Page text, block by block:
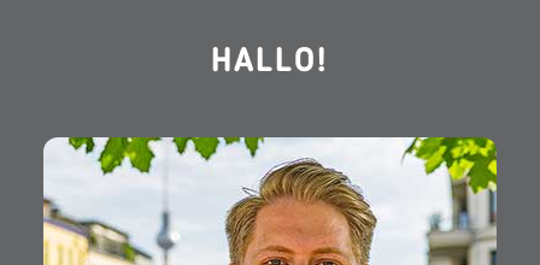
HALLO!